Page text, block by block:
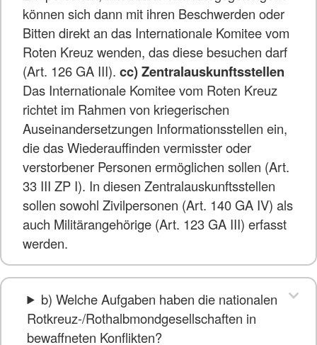
können sich dann mit ihren Beschwerden oder
Bitten direkt an das Internationale Komitee vom
Roten Kreuz wenden, das diese besuchen darf
(Art. 126 GA III). cc) Zentralauskunftsstellen
Das Internationale Komitee vom Roten Kreuz
richtet im Rahmen von kriegerischen
Auseinandersetzungen Informationsstellen ein,
die das Wiederauffinden vermisster oder
verstorbener Personen ermöglichen sollen (Art.
33 III ZP I). In diesen Zentralauskunftsstellen
sollen sowohl Zivilpersonen (Art. 140 GA IV) als
auch Militärangehörige (Art. 123 GA III) erfasst
werden.
b) Welche Aufgaben haben die nationalen
Rotkreuz-/Rothalbmondgesellschaften in
bewaffneten Konflikten?